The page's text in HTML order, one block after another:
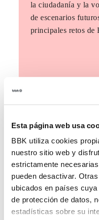
Esta página web usa
BBK utiliza cookies
nuestro sitio web y
estrictamente
pueden desactivar.
ubicados en países
de protección de datos,
estadísticas sobre su
la ciudadanía y la
de escenarios
principales retos de